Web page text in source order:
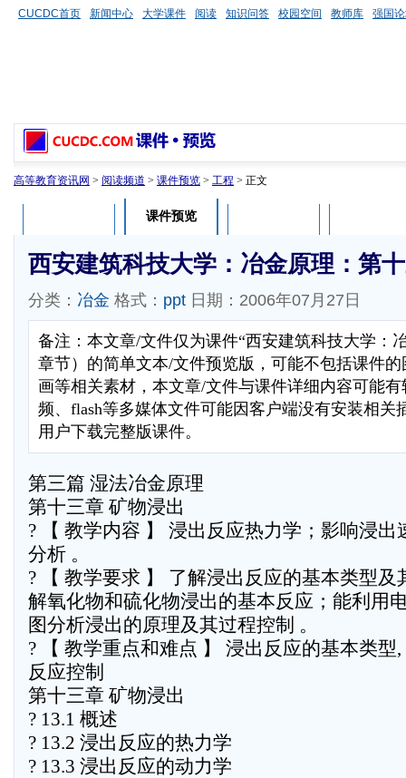
CUCDC首页 新闻中心 大学课件 阅读 知识问答 校园空间 教师库 强国
高等教育资讯网 > 阅读频道 > 课件预览 > 工程 > 正文
课件预览
西安建筑科技大学：冶金原理：第
分类： 冶金 格式： ppt 日期：2006年07月27日
备注：本文章/文件仅为课件“西安建筑科技大学：
章节）的简单文本/文件预览版，可能不包括课件
画等相关素材，本文章/文件与课件详细内容可能
频、flash等多媒体文件可能因客户端没有安装相关
用户下载完整版课件。
第三篇 湿法冶金原理
第十三章 矿物浸出
? 【 教学内容 】 浸出反应热力学；影响浸出
分析 。
? 【 教学要求 】 了解浸出反应的基本类型及
解氧化物和硫化物浸出的基本反应；能利用
图分析浸出的原理及其过程控制 。
? 【 教学重点和难点 】 浸出反应的基本类型
反应控制
第十三章 矿物浸出
? 13.1 概述
? 13.2 浸出反应的热力学
? 13.3 浸出反应的动力学